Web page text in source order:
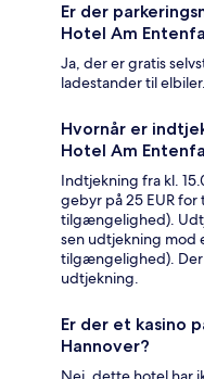
Er der
Hotel Am
Ja, der er gratis
ladestander til elbiler.
Hvornår er
Hotel Am
Indtjekning fra kl.
gebyr på 25 EUR
tilgængelighed).
sen udtjekning mod
tilgængelighed).
udtjekning.
Er der et kasino
Hannover?